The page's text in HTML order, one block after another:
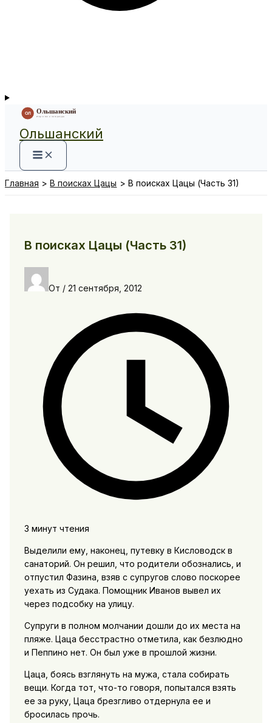
Ольшанский
Главная В поисках Цацы В поисках Цацы (Часть 31)
В поисках Цацы (Часть 31)
От / 21 сентября, 2012
3 минут чтения
Выделили ему, наконец, путевку в Кисловодск в
санаторий. Он решил, что родители обознались, и
отпустил Фазина, взяв с супругов слово поскорее
уехать из Судака. Помощник Иванов вывел их
через подсобку на улицу.
Супруги в полном молчании дошли до их места на
пляже. Цаца бесстрастно отметила, как безлюдно
и Пеппино нет. Он был уже в прошлой жизни.
Цаца, боясь взглянуть на мужа, стала собирать
вещи. Когда тот, что-то говоря, попытался взять
ее за руку, Цаца брезгливо отдернула ее и
бросилась прочь.